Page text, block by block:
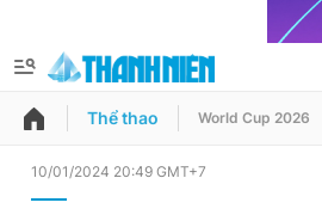
QUẢNG CÁO ĐẶT BÁO
Thể thao World Cup 2026
10/01/2024 20:49 GMT+7